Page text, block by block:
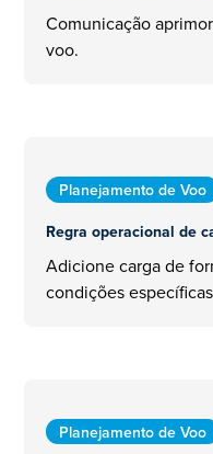
Comunicação
voo.
Planejamento de Voo
Regra operacional de
Adicione carga de
condições
Planejamento de Voo